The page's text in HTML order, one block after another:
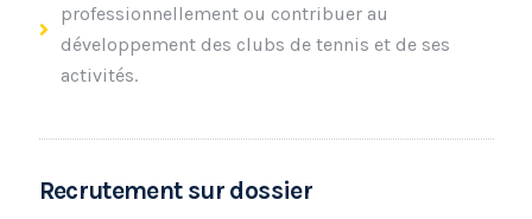
professionnellement ou contribuer au
développement des clubs de tennis et de ses
activités.
Recrutement sur dossier